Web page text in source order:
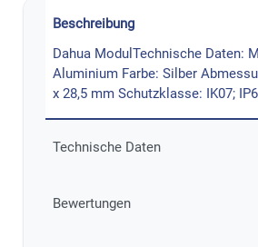
Beschreibung
Dahua ModulTechnische Daten:
Aluminium Farbe: Silber
x 28,5 mm Schutzklasse: IK07;
Technische Daten
Bewertungen